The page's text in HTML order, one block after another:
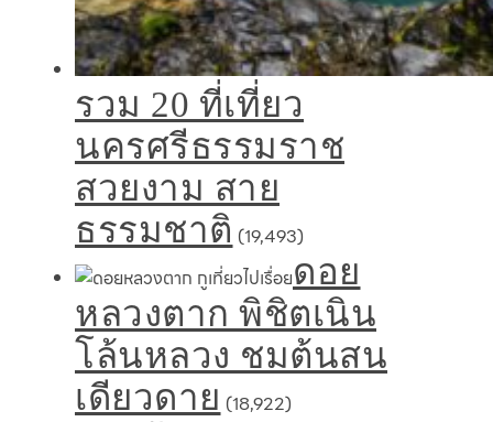
รวม 20 ที่เที่ยว
นครศรีธรรมราช
สวยงาม สาย
ธรรมชาติ (19,493)
ดอย
หลวงตาก พิชิตเนิน
โล้นหลวง ชมต้นสน
เดียวดาย (18,922)